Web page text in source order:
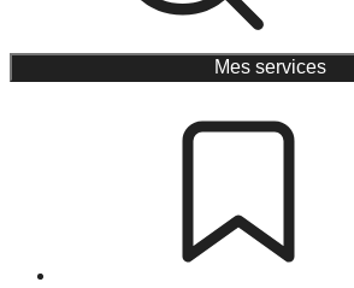
Mes services